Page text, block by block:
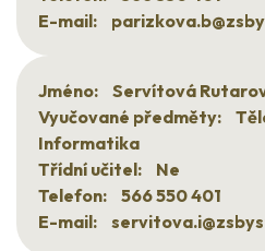
E-mail:
Jméno:
Servítová
Vyučované předměty:
Informatika
Třídní učitel:
Ne
Telefon:
566 550 401
E-mail: